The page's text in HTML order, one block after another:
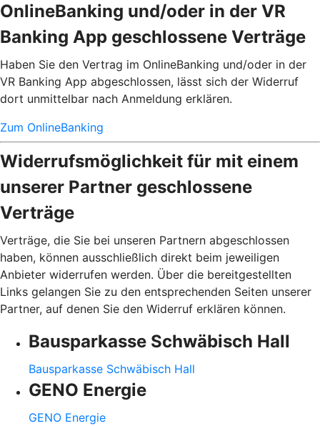
OnlineBanking und/oder in der VR
Banking App geschlossene Verträge
Haben Sie den Vertrag im OnlineBanking und/oder in der
VR Banking App abgeschlossen, lässt sich der Widerruf
dort unmittelbar nach Anmeldung erklären.
Zum OnlineBanking
Widerrufsmöglichkeit für mit einem
unserer Partner geschlossene
Verträge
Verträge, die Sie bei unseren Partnern abgeschlossen
haben, können ausschließlich direkt beim jeweiligen
Anbieter widerrufen werden. Über die bereitgestellten
Links gelangen Sie zu den entsprechenden Seiten unserer
Partner, auf denen Sie den Widerruf erklären können.
Bausparkasse Schwäbisch Hall
Bausparkasse Schwäbisch Hall
GENO Energie
GENO Energie